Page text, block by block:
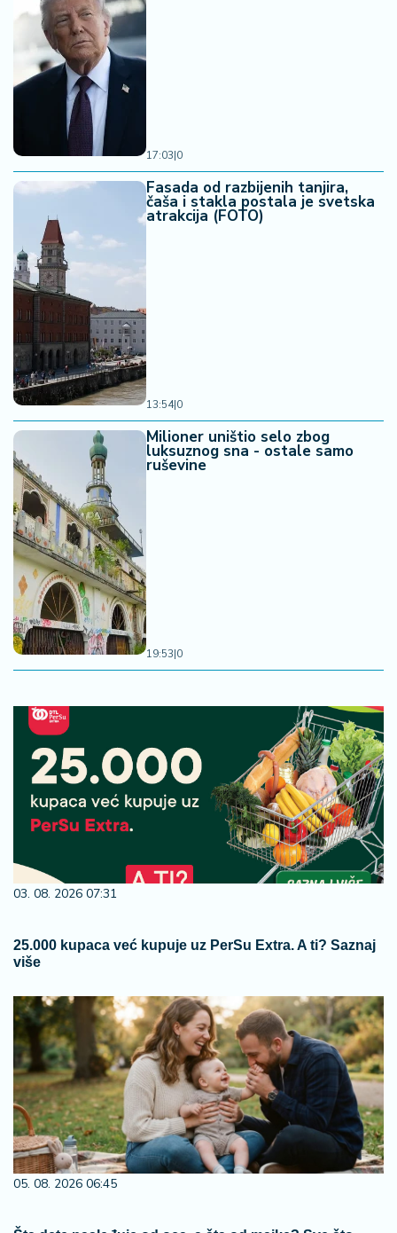
17:03|0
Fasada od razbijenih tanjira,
čaša i stakla postala je svetska
atrakcija (FOTO)
13:54|0
Milioner uništio selo zbog
luksuznog sna - ostale samo
ruševine
19:53|0
03. 08. 2026 07:31
25.000 kupaca već kupuje uz PerSu Extra. A ti? Saznaj
više
05. 08. 2026 06:45